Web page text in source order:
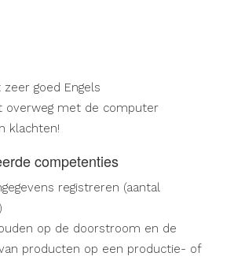
goed Engels
overweg met de computer
klachten!
competenties
registreren (aantal
op de doorstroom en de
producten op een productie- of